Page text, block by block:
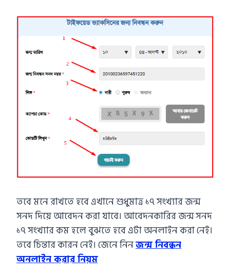
তবে মনে রাখতে হবে এখানে শুধুমাত্র ১৭ সংখ্যার জন্ম
সনদ দিয়ে আবেদন করা যাবে। আবেদনকারির জন্ম সনদ
১৭ সংখ্যার কম হলে বুঝতে হবে এটা অনলাইন করা নেই।
তবে চিন্তার কারন নেই। জেনে নিনজন্ম নিবন্ধন
অনলাইন করার নিয়ম